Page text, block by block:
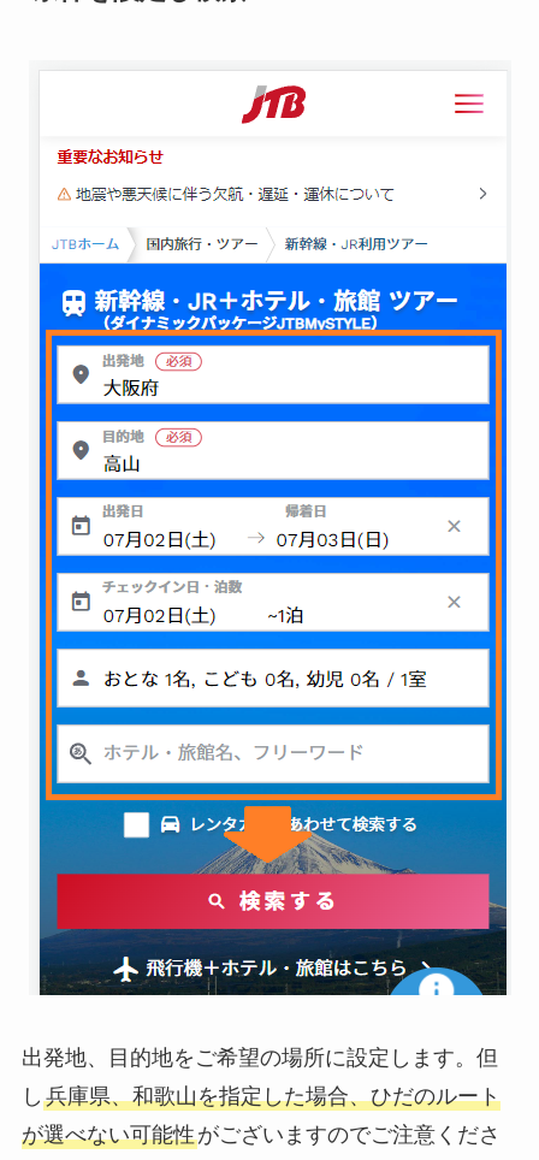
出発地、目的地をご希望の場所に設定します。但
し 兵庫県、和歌山を指定した場合、ひだのルート
が選べない可能性がございますのでご注意くださ